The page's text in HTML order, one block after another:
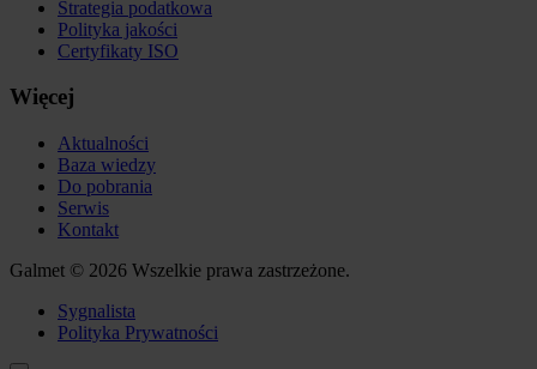
Strategia podatkowa
Polityka jakości
Certyfikaty ISO
Więcej
Aktualności
Baza wiedzy
Do pobrania
Serwis
Kontakt
Galmet © 2026 Wszelkie prawa zastrzeżone.
Sygnalista
Polityka Prywatności